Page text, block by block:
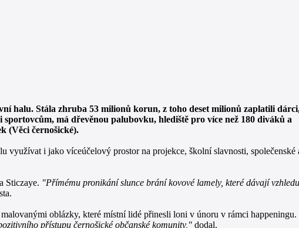
halu. Stála zhruba 53 milionů korun, z toho deset milionů zaplatili
má dřevěnou palubovku, hlediště pro více než 180 diváků a
(Věci černošické).
využívat i jako víceúčelový prostor na projekce, školní slavnosti, společenské
Sticzaye. "Přímému pronikání slunce brání kovové lamely, které dávají
oblázky, které místní lidé přinesli loni v únoru v rámci
přístupu černošické občanské komunity," dodal.